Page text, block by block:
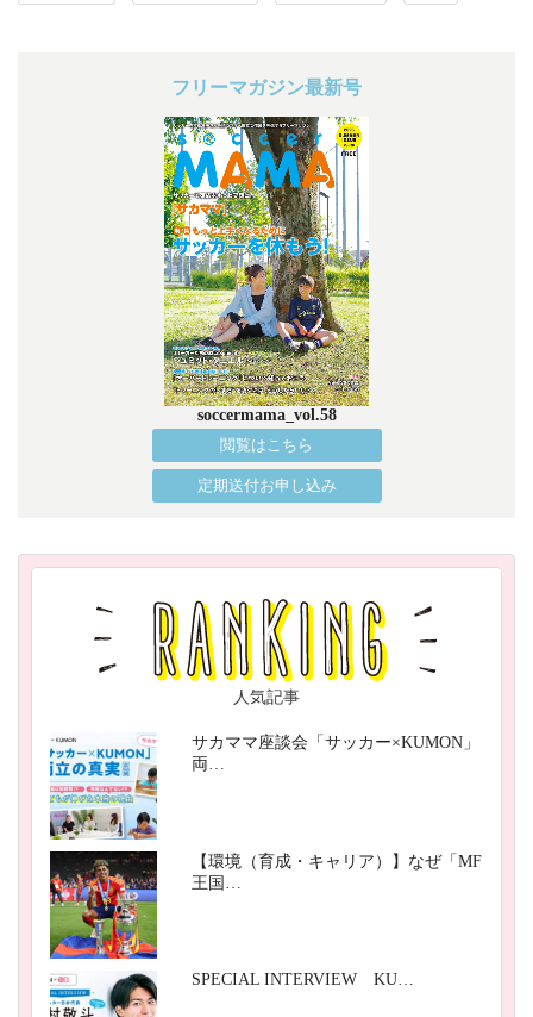
フリーマガジン最新号
soccermama_vol.58
閲覧はこちら
定期送付お申し込み
人気記事
サカママ座談会「サッカー×KUMON」
両…
【環境（育成・キャリア）】なぜ「MF
王国…
SPECIAL INTERVIEW KU…